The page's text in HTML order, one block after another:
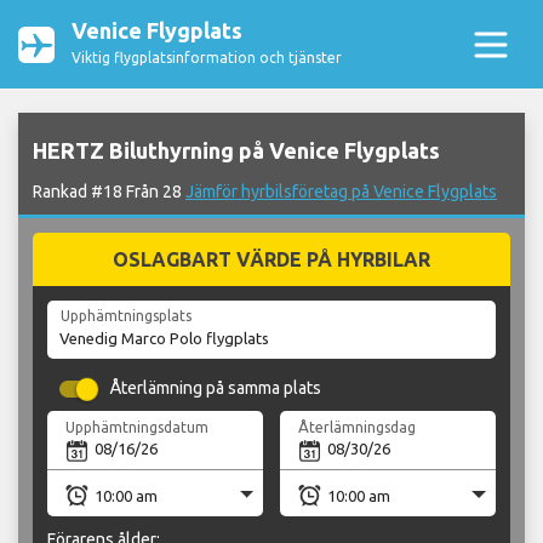
Venice Flygplats
Viktig flygplatsinformation och tjänster
HERTZ Biluthyrning på Venice Flygplats
Rankad #18 Från 28 Jämför hyrbilsföretag på Venice Flygplats
OSLAGBART VÄRDE PÅ HYRBILAR
Upphämtningsplats
Återlämning på samma plats
Upphämtningsdatum Återlämningsdag